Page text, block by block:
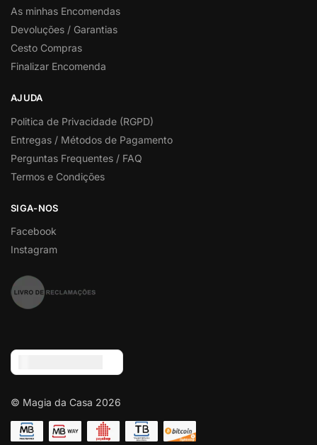
As minhas Encomendas
Devoluções / Garantias
Cesto Compras
Finalizar Encomenda
AJUDA
Politica de Privacidade (RGPD)
Entregas / Métodos de Pagamento
Perguntas Frequentes / FAQ
Termos e Condições
SIGA-NOS
Facebook
Instagram
© Magia da Casa 2026